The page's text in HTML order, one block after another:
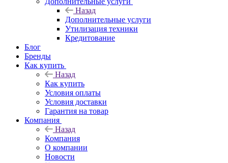
Назад
Дополнительные услуги
Утилизация техники
Кредитование
Блог
Бренды
Как купить
Назад
Как купить
Условия оплаты
Условия доставки
Гарантия на товар
Компания
Назад
Компания
О компании
Новости